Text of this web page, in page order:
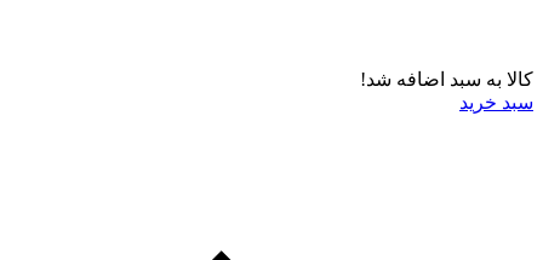
کالا به سبد اضافه شد!
سبد خرید